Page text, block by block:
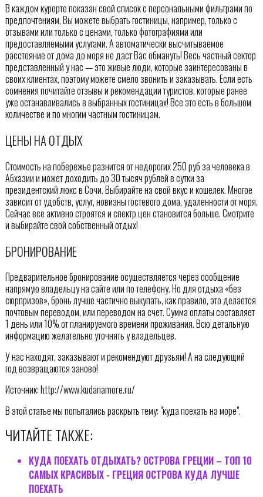
В каждом курорте показан свой список с персональными фильтрами по
предпочтениям, Вы можете выбрать гостиницы, например, только с
отзывами или только с ценами, только фотографиями или
предоставляемыми услугами. А автоматически высчитываемое
расстояние от дома до моря не даст Вас обмануть! Весь частный сектор
представленный у нас — это живые люди, которые заинтересованы в
своих клиентах, поэтому можете смело звонить и заказывать. Если есть
сомнения почитайте отзывы и рекомендации туристов, которые ранее
уже останавливались в выбранных гостиницах! Все это есть в большом
количестве и по многим частным гостиницам.
ЦЕНЫ НА ОТДЫХ
Стоимость на побережье разнится от недорогих 250 руб за человека в
Абхазии и может доходить до 30 тысяч рублей в сутки за
президентский люкс в Сочи. Выбирайте на свой вкус и кошелек. Многое
зависит от удобств, услуг, новизны гостевого дома, удаленности от моря.
Сейчас все активно строятся и спектр цен становится больше. Смотрите
и выбирайте свой собственный отдых!
БРОНИРОВАНИЕ
Предварительное бронирование осуществляется через сообщение
напрямую владельцу на сайте или по телефону. Но для отдыха «без
сюрпризов», бронь лучше частично выкупать, как правило, это делается
почтовым переводом, или переводом на счет. Сумма оплаты составляет
1 день или 10% от планируемого времени проживания. Всю детальную
информацию желательно уточнять у владельцев.
У нас находят, заказывают и рекомендуют друзьям! А на следующий
год возвращаются заново!
Источник: http://www.kudanamore.ru/
В этой статье мы попытались раскрыть тему: "куда поехать на море".
ЧИТАЙТЕ ТАКЖЕ:
КУДА ПОЕХАТЬ ОТДЫХАТЬ? ОСТРОВА ГРЕЦИИ – ТОП 10
САМЫХ КРАСИВЫХ - ГРЕЦИЯ ОСТРОВА КУДА ЛУЧШЕ
ПОЕХАТЬ